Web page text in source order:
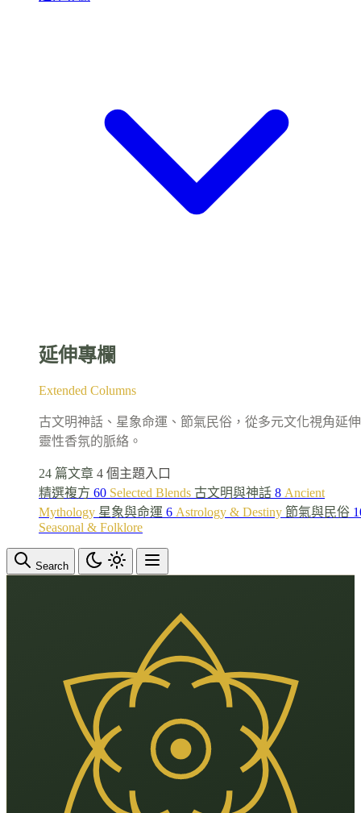
延伸專欄
Extended Columns
古文明神話、星象命運、節氣民俗，從多元文化視角延伸
靈性香氛的脈絡。
24 篇文章 4 個主題入口
精選複方 60 Selected Blends 古文明與神話 8 Ancient
Mythology 星象與命運 6 Astrology & Destiny 節氣與民俗
Seasonal & Folklore
Search